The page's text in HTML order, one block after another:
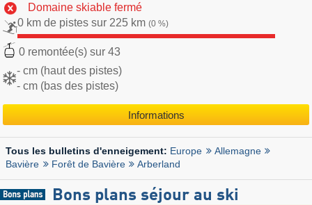
Domaine skiable fermé
0 km de pistes sur 225 km (0 %)
0 remontée(s) sur 43
- cm (haut des pistes)
- cm (bas des pistes)
Informations
Tous les bulletins d'enneigement: Europe
Allemagne
Bavière
Forêt de Bavière Arberland
Bons plans séjour au ski